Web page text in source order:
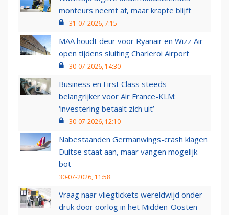
monteurs neemt af, maar krapte blijft
31-07-2026, 7:15
MAA houdt deur voor Ryanair en Wizz Air
open tijdens sluiting Charleroi Airport
30-07-2026, 14:30
Business en First Class steeds
belangrijker voor Air France-KLM:
‘investering betaalt zich uit’
30-07-2026, 12:10
Nabestaanden Germanwings-crash klagen
Duitse staat aan, maar vangen mogelijk
bot
30-07-2026, 11:58
Vraag naar vliegtickets wereldwijd onder
druk door oorlog in het Midden-Oosten